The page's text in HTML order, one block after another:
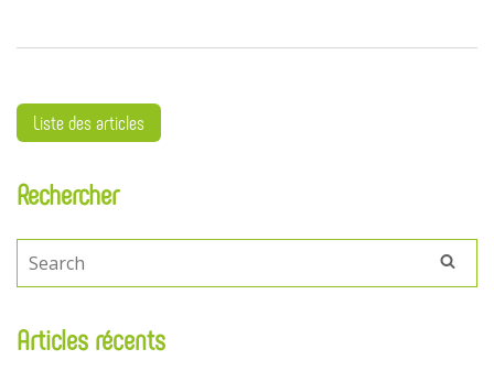
Liste des articles
Rechercher
Articles récents